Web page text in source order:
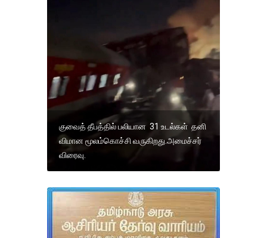
குவைத் தீபத்தில் பலியான 31 உடல்கள் தனி
விமான மூலம்கொச்சி வருகிறது.அமைச்சர்
விரைவு.